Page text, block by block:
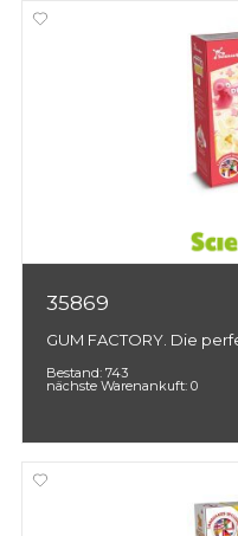
35869
GUM FACTORY. Die
Bestand: 743
nächste Warenankuft: 0